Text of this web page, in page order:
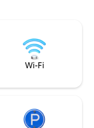
parking i
apartmani imaju
more, uređenje
Wi-Fi